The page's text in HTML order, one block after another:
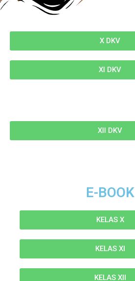
X DKV
XI DKV
XII DKV
E-BOOK
KELAS X
KELAS XI
KELAS XII